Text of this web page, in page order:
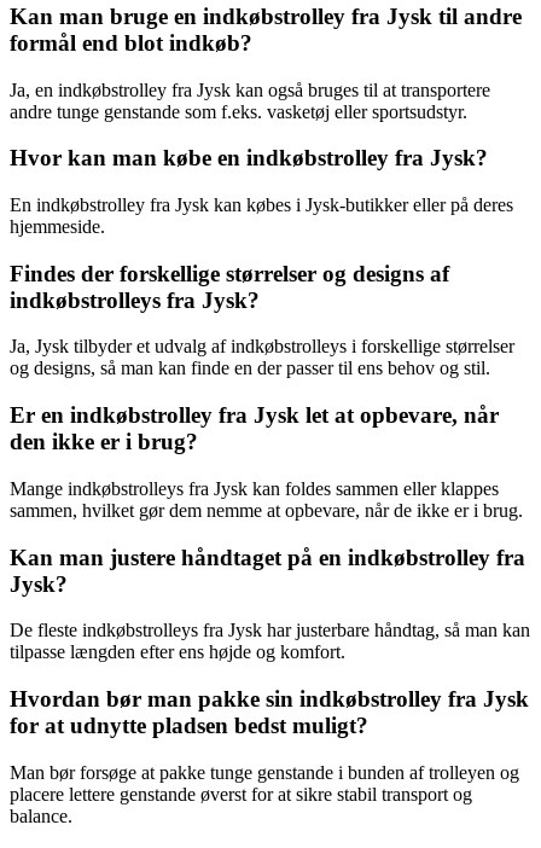
Kan man bruge en indkøbstrolley fra Jysk til andre
formål end blot indkøb?
Ja, en indkøbstrolley fra Jysk kan også bruges til at transportere
andre tunge genstande som f.eks. vasketøj eller sportsudstyr.
Hvor kan man købe en indkøbstrolley fra Jysk?
En indkøbstrolley fra Jysk kan købes i Jysk-butikker eller på deres
hjemmeside.
Findes der forskellige størrelser og designs af
indkøbstrolleys fra Jysk?
Ja, Jysk tilbyder et udvalg af indkøbstrolleys i forskellige størrelser
og designs, så man kan finde en der passer til ens behov og stil.
Er en indkøbstrolley fra Jysk let at opbevare, når
den ikke er i brug?
Mange indkøbstrolleys fra Jysk kan foldes sammen eller klappes
sammen, hvilket gør dem nemme at opbevare, når de ikke er i brug.
Kan man justere håndtaget på en indkøbstrolley fra
Jysk?
De fleste indkøbstrolleys fra Jysk har justerbare håndtag, så man kan
tilpasse længden efter ens højde og komfort.
Hvordan bør man pakke sin indkøbstrolley fra Jysk
for at udnytte pladsen bedst muligt?
Man bør forsøge at pakke tunge genstande i bunden af trolleyen og
placere lettere genstande øverst for at sikre stabil transport og
balance.